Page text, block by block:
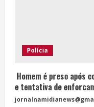
Polícia
Homem é preso após
e tentativa de